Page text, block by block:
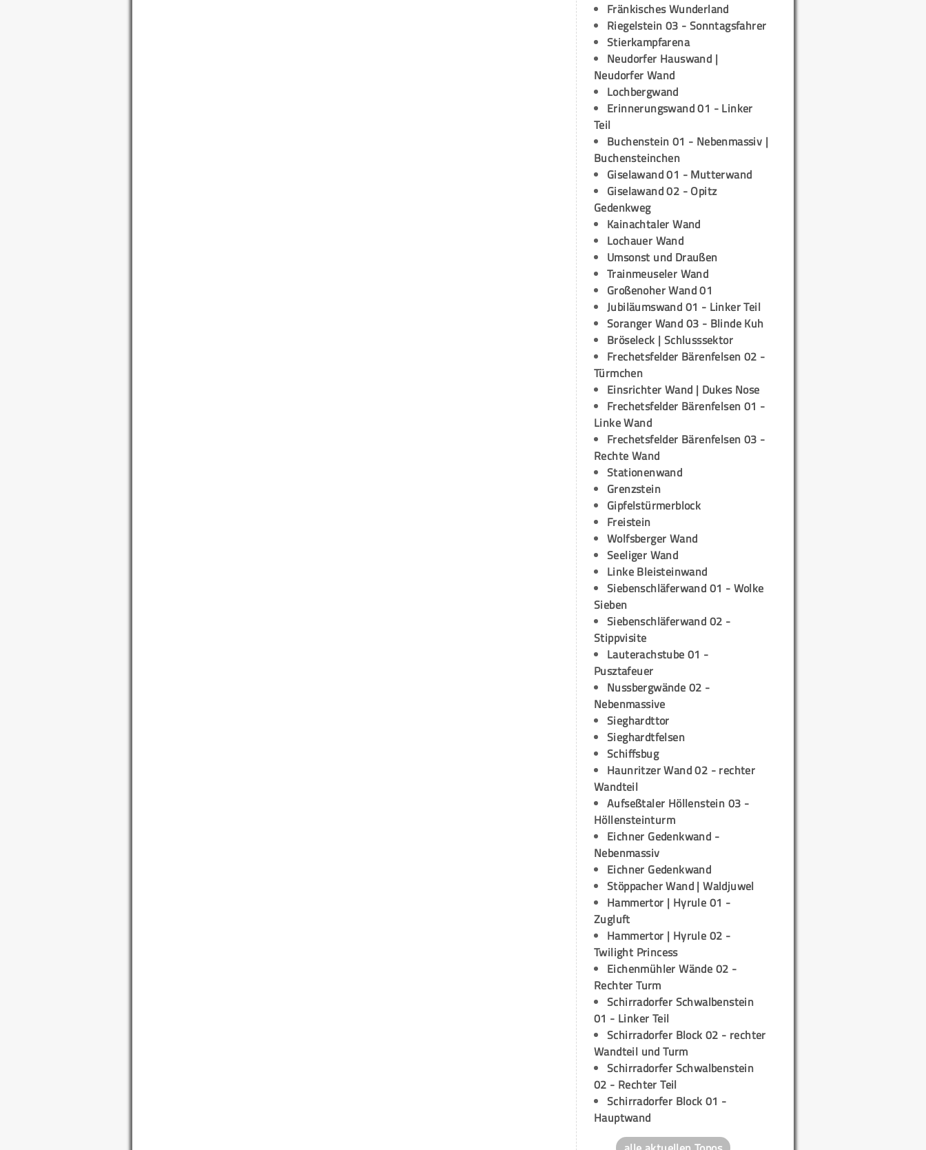
Fränkisches Wunderland
Riegelstein 03 - Sonntagsfahrer
Stierkampfarena
Neudorfer Hauswand |
Neudorfer Wand
Lochbergwand
Erinnerungswand 01 - Linker
Teil
Buchenstein 01 - Nebenmassiv |
Buchensteinchen
Giselawand 01 - Mutterwand
Giselawand 02 - Opitz
Gedenkweg
Kainachtaler Wand
Lochauer Wand
Umsonst und Draußen
Trainmeuseler Wand
Großenoher Wand 01
Jubiläumswand 01 - Linker Teil
Soranger Wand 03 - Blinde Kuh
Bröseleck | Schlusssektor
Frechetsfelder Bärenfelsen 02 -
Türmchen
Einsrichter Wand | Dukes Nose
Frechetsfelder Bärenfelsen 01 -
Linke Wand
Frechetsfelder Bärenfelsen 03 -
Rechte Wand
Stationenwand
Grenzstein
Gipfelstürmerblock
Freistein
Wolfsberger Wand
Seeliger Wand
Linke Bleisteinwand
Siebenschläferwand 01 - Wolke
Sieben
Siebenschläferwand 02 -
Stippvisite
Lauterachstube 01 -
Pusztafeuer
Nussbergwände 02 -
Nebenmassive
Sieghardttor
Sieghardtfelsen
Schiffsbug
Haunritzer Wand 02 - rechter
Wandteil
Aufseßtaler Höllenstein 03 -
Höllensteinturm
Eichner Gedenkwand -
Nebenmassiv
Eichner Gedenkwand
Stöppacher Wand | Waldjuwel
Hammertor | Hyrule 01 -
Zugluft
Hammertor | Hyrule 02 -
Twilight Princess
Eichenmühler Wände 02 -
Rechter Turm
Schirradorfer Schwalbenstein
01 - Linker Teil
Schirradorfer Block 02 - rechter
Wandteil und Turm
Schirradorfer Schwalbenstein
02 - Rechter Teil
Schirradorfer Block 01 -
Hauptwand